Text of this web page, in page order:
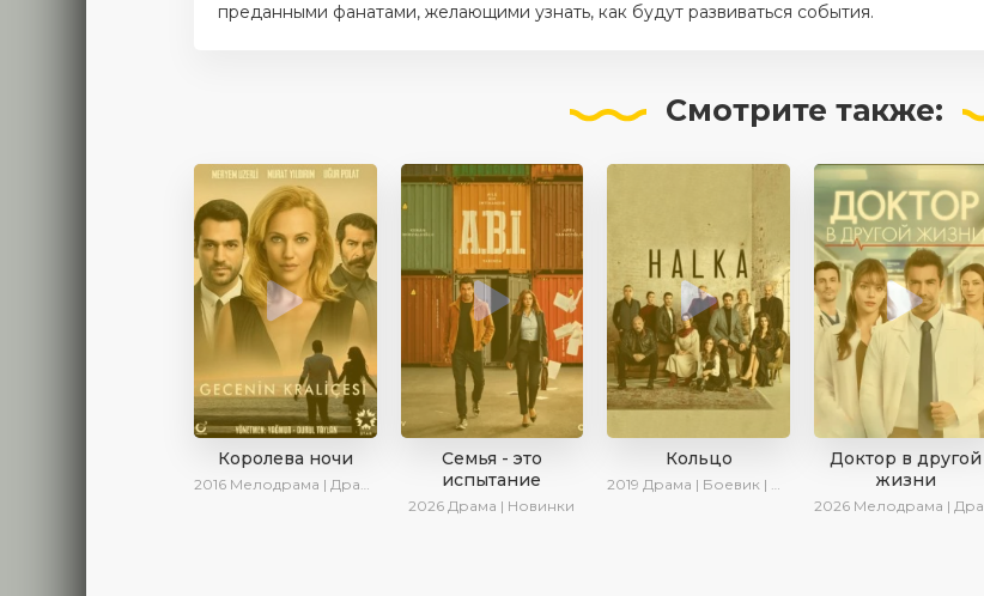
преданными фанатами, желающими узнать, как будут развиваться события.
Смотрите также:
Королева ночи
2016 Мелодрама | Драма | Боевик | Turok1990
Семья - это
испытание
2026 Драма | Новинки
Кольцо
2019 Драма | Боевик | Криминал
Доктор в другой
жизни
2026 Мелодрама | Драма | AlisaDirilis | Новинки